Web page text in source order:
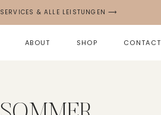
SERVICES & ALLE LEISTUNGEN ⟶
ABOUT SHOP CONTACT